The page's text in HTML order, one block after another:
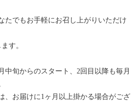
たでもお手軽にお召し上がりいただけ
す。
旬からのスタート、2回目以降も毎月
、お届けに1ヶ月以上掛かる場合がござ